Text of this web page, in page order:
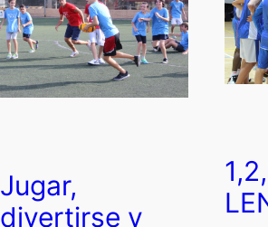
Jugar,
divertirse y